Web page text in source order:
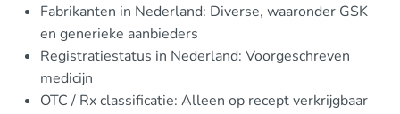
Fabrikanten in Nederland: Diverse, waaronder GSK
en generieke aanbieders
Registratiestatus in Nederland: Voorgeschreven
medicijn
OTC / Rx classificatie: Alleen op recept verkrijgbaar